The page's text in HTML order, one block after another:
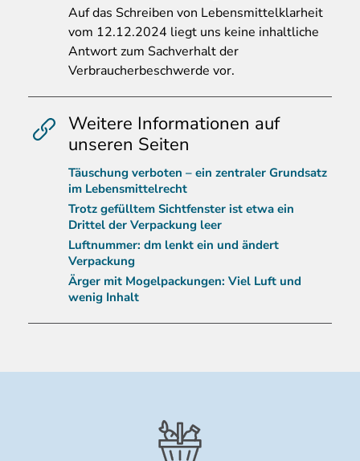
Aufdas Schreiben von Lebensmittelklarheit
vom 12.12.2024 liegt uns keine inhaltliche
Antwort zum Sachverhalt der
Verbraucherbeschwerde vor.
Weitere Informationen auf
unseren Seiten
Täuschung verboten – ein zentraler Grundsatz
im Lebensmittelrecht
Trotz gefülltem Sichtfenster ist etwa ein
Drittel der Verpackung leer
Luftnummer: dm lenkt ein und ändert
Verpackung
Ärger mit Mogelpackungen: Viel Luft und
wenig Inhalt